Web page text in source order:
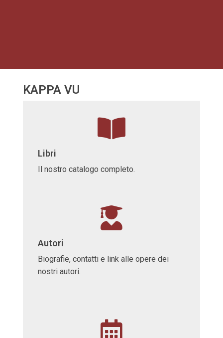
KAPPA VU
Libri
Il nostro catalogo completo.
Autori
Biografie, contatti e link alle opere dei
nostri autori.